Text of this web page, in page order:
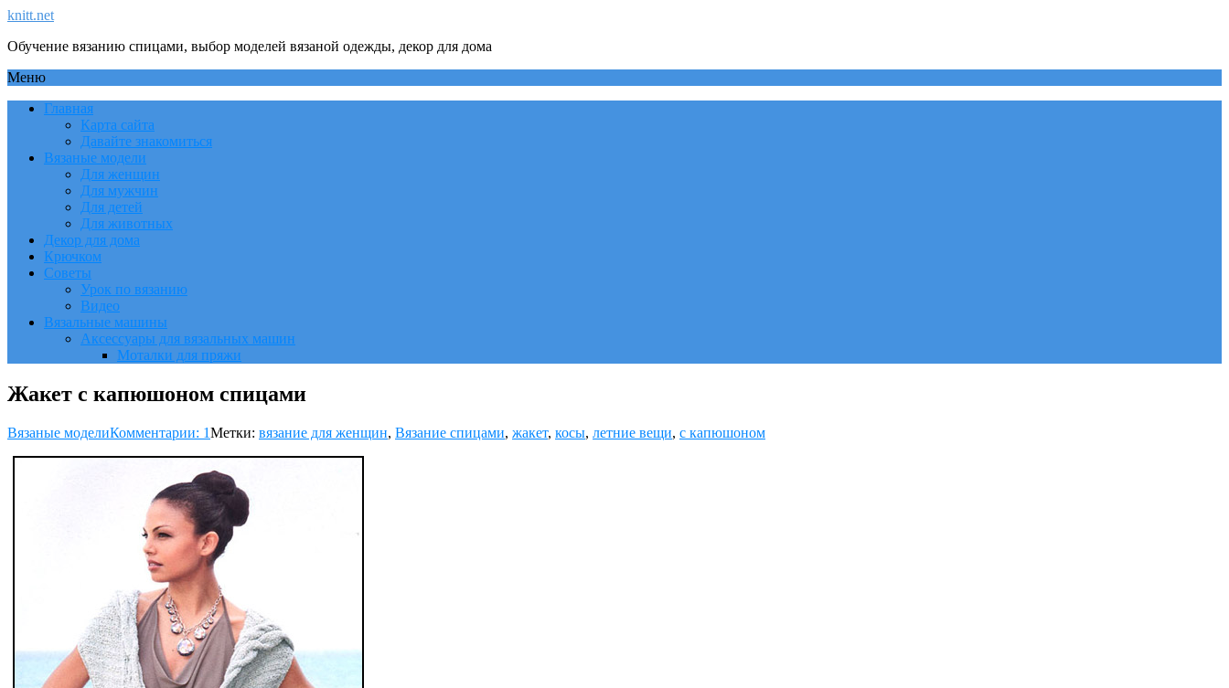
knitt.net
Обучение вязанию спицами, выбор моделей вязаной одежды, декор для дома
Меню
Главная
Карта сайта
Давайте знакомиться
Вязаные модели
Для женщин
Для мужчин
Для детей
Для животных
Декор для дома
Крючком
Советы
Урок по вязанию
Видео
Вязальные машины
Аксессуары для вязальных машин
Моталки для пряжи
Жакет с капюшоном спицами
Вязаные моделиКомментарии: 1Метки: вязание для женщин, Вязание спицами, жакет, косы, летние вещи, с капюшоном